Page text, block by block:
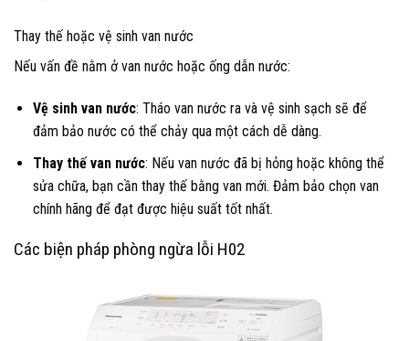
Thay thế hoặc vệ sinh van nước
Nếu vấn đề nằm ở van nước hoặc ống dẫn nước:
Vệ sinh van nước: Tháo van nước ra và vệ sinh sạch sẽ để
đảm bảo nước có thể chảy qua một cách dễ dàng.
Thay thế van nước: Nếu van nước đã bị hỏng hoặc không thể
sửa chữa, bạn cần thay thế bằng van mới. Đảm bảo chọn van
chính hãng để đạt được hiệu suất tốt nhất.
Các biện pháp phòng ngừa lỗi H02